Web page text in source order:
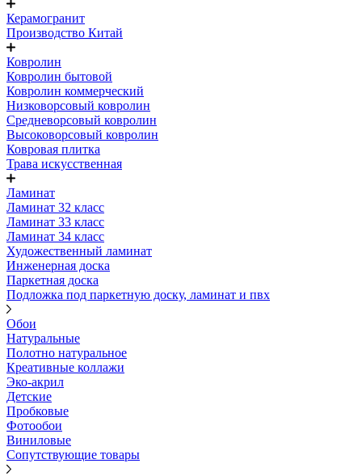
Керамогранит
Производство Китай
Ковролин
Ковролин бытовой
Ковролин коммерческий
Низковорсовый ковролин
Средневорсовый ковролин
Высоковорсовый ковролин
Ковровая плитка
Трава искусственная
Ламинат
Ламинат 32 класс
Ламинат 33 класс
Ламинат 34 класс
Художественный ламинат
Инженерная доска
Паркетная доска
Подложка под паркетную доску, ламинат и пвх
Обои
Натуральные
Полотно натуральное
Креативные коллажи
Эко-акрил
Детские
Пробковые
Фотообои
Виниловые
Сопутствующие товары